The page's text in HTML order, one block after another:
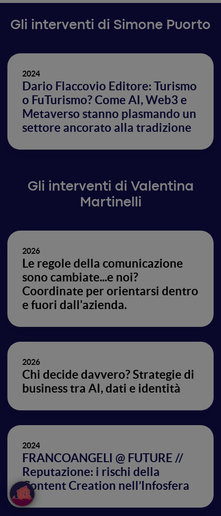
Gli interventi di Simone Puorto
2024
Dario Flaccovio Editore: Turismo
o FuTurismo? Come AI, Web3 e
Metaverso stanno plasmando un
settore ancorato alla tradizione
Gli interventi di Valentina
Martinelli
2026
Le regole della comunicazione
sono cambiate...e noi?
Coordinate per orientarsi dentro
e fuori dall'azienda.
2026
Chi decide davvero? Strategie di
business tra AI, dati e identità
2024
FRANCOANGELI @ FUTURE //
Reputazione: i rischi della
Content Creation nell’Infosfera